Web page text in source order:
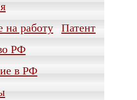
на работу
Патент
РФ
в РФ